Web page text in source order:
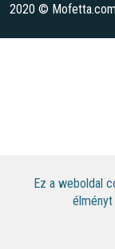
2020 ©
Ez a weboldal
élményt